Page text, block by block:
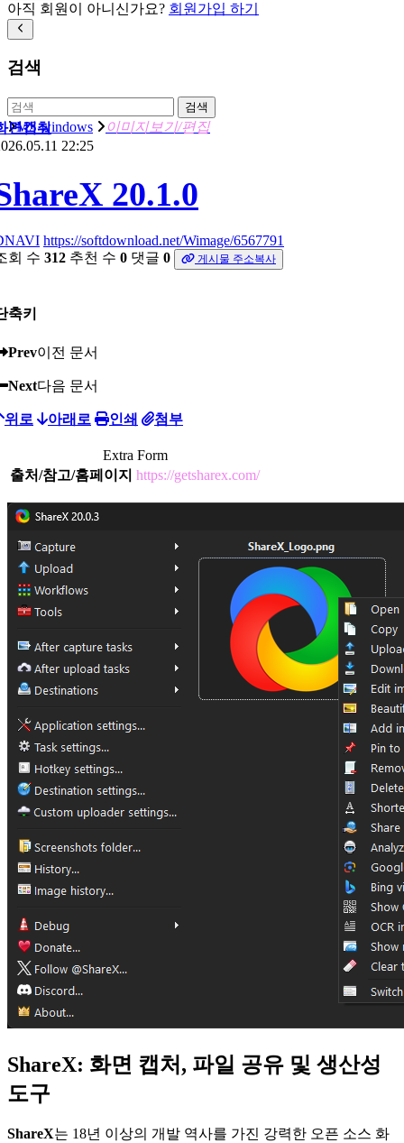
아직 회원이 아니신가요? 회원가입 하기
검색
검색
MS windows 이미지보기/편집
면캡춰
22:25
20.1.0
https://softdownload.net/Wimage/6567791
회 수 312 추천 수 0 댓글 0 게시물 주소복사
축키
Prev이전 문서
Next다음 문서
위로 아래로 인쇄 첨부
Extra Form
출처/참고/홈페이지 https://getsharex.com/
ShareX: 화면 캡처, 파일 공유 및 생산성
도구
ShareX는 18년 이상의 개발 역사를 가진 강력한 오픈 소스 화